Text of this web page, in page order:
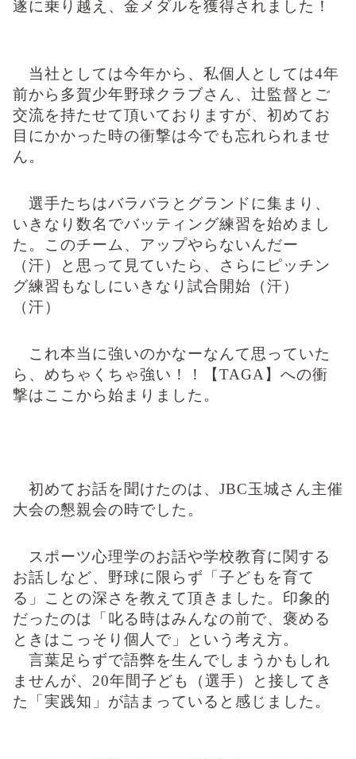
遂に乗り越え、金メダルを獲得されました！
当社としては今年から、私個人としては4年
前から多賀少年野球クラブさん、辻監督とご
交流を持たせて頂いておりますが、初めてお
目にかかった時の衝撃は今でも忘れられませ
ん。
選手たちはバラバラとグランドに集まり、
いきなり数名でバッティング練習を始めまし
た。このチーム、アップやらないんだー
（汗）と思って見ていたら、さらにピッチン
グ練習もなしにいきなり試合開始（汗）
（汗）
これ本当に強いのかなーなんて思っていた
ら、めちゃくちゃ強い！！【TAGA 】への衝
撃はここから始まりました。
初めてお話を聞けたのは、 JBC玉城さん主催
大会の懇親会の時でした。
スポーツ心理学のお話や学校教育に関する
お話しなど、野球に限らず「子どもを育て
る」ことの深さを教えて頂きました。印象的
だったのは「叱る時はみんなの前で、褒める
ときはこっそり個人で」という考え方。
言葉足らずで語弊を生んでしまうかもしれ
ませんが、 20年間子ども（選手）と接してき
た「実践知」が詰まっていると感じました。